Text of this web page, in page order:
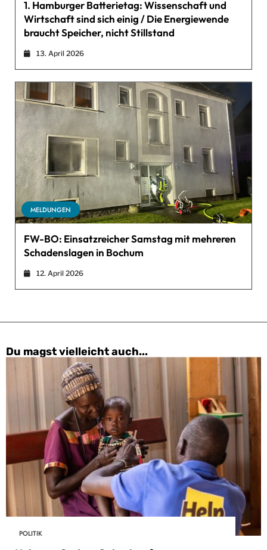
1. Hamburger Batterietag: Wissenschaft und
Wirtschaft sind sich einig / Die Energiewende
braucht Speicher, nicht Stillstand
13. April 2026
MELDUNGEN
FW-BO: Einsatzreicher Samstag mit mehreren
Schadenslagen in Bochum
12. April 2026
Du magst vielleicht auch...
POLITIK